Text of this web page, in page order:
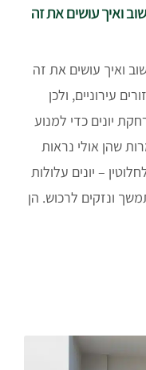
ואיך עושים את זה
ואיך עושים את זה
עירוניים, ולכן
יונים כדי למנוע
שהן אולי נראות
– יונים עלולות
ונזקים לרכוש. הן